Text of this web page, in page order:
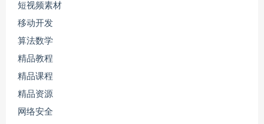
短视频素材
移动开发
算法数学
精品教程
精品课程
精品资源
网络安全